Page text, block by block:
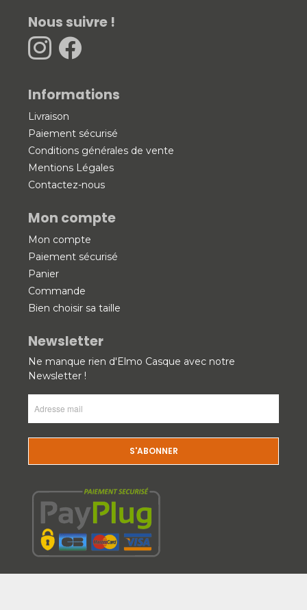
Nous suivre !
Informations
Livraison
Paiement sécurisé
Conditions générales de vente
Mentions Légales
Contactez-nous
Mon compte
Mon compte
Paiement sécurisé
Panier
Commande
Bien choisir sa taille
Newsletter
Ne manque rien d'Elmo Casque avec notre
Newsletter !
(Nécessaire)
CAPTCHA